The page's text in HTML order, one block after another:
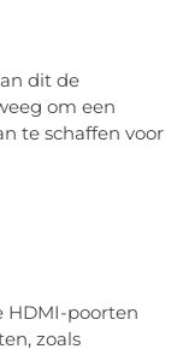
dit de
om een
te schaffen voor
HDMI-poorten
zoals